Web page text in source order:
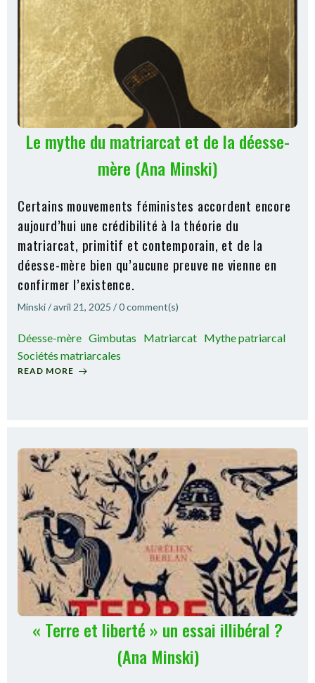
Le mythe du matriarcat et de la déesse-
mère (Ana Minski)
Certains mouvements féministes accordent encore
aujourd’hui une crédibilité à la théorie du
matriarcat, primitif et contemporain, et de la
déesse-mère bien qu’aucune preuve ne vienne en
confirmer l’existence.
Minski/avril 21, 2025 /0comment(s)
Déesse-mère Gimbutas Matriarcat Mythe patriarcal
Sociétés matriarcales
READ MORE
« Terre et liberté » un essai illibéral ?
(Ana Minski)